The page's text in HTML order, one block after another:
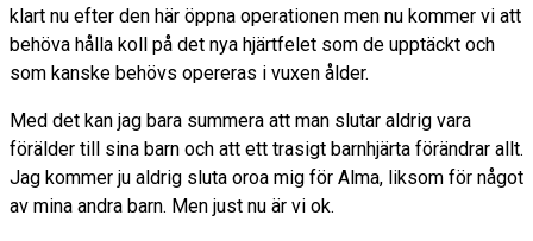
klart nu efter den här öppna operationen men nu kommer vi att
behöva hålla koll på det nya hjärtfelet som de upptäckt och
som kanske behövs opereras i vuxen ålder.
Med det kan jag bara summera att man slutar aldrig vara
förälder till sina barn och att ett trasigt barnhjärta förändrar allt.
Jag kommer ju aldrig sluta oroa mig för Alma, liksom för något
av mina andra barn. Men just nu är vi ok.